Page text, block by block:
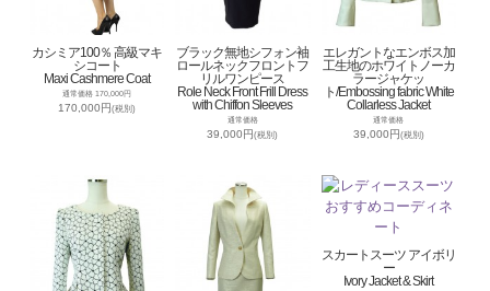
カシミア100％ 高級マキ
シコート
Maxi Cashmere Coat
通常価格 170,000円
170,000円(税別)
ブラック無地シフォン袖
ロールネックフロントフ
リルワンピース
Role Neck Front Frill Dress
with Chiffon Sleeves
通常価格
39,000円(税別)
エレガントなエンボス加
工生地のホワイトノーカ
ラージャケッ
ト/Embossing fabric White
Collarless Jacket
通常価格
39,000円(税別)
スカートスーツ アイボリ
ー
Ivory Jacket & Skirt